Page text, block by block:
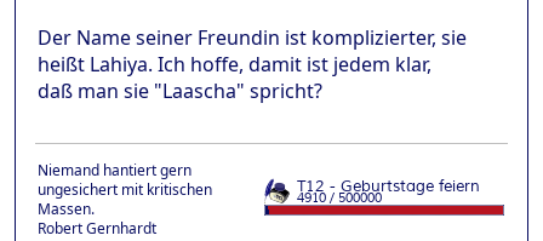
Der Name seiner Freundin ist komplizierter, sie
heißt Lahiya. Ich hoffe, damit ist jedem klar,
daß man sie "Laascha" spricht?
Niemand hantiert gern
ungesichert mit kritischen
Massen.
Robert Gernhardt